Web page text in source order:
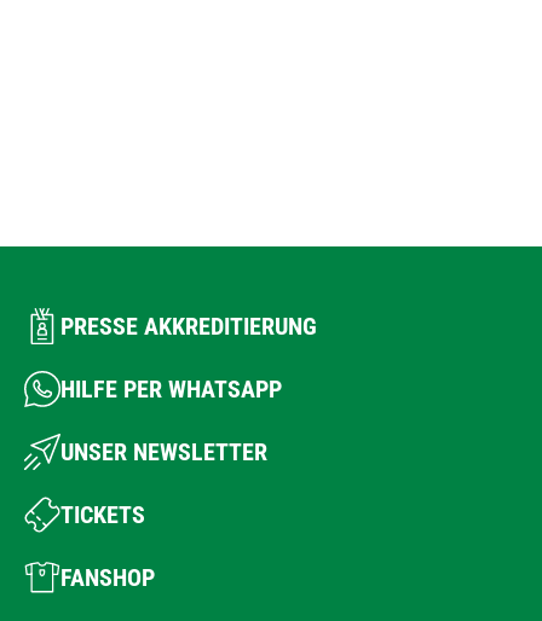
PRESSE AKKREDITIERUNG
HILFE PER WHATSAPP
UNSER NEWSLETTER
TICKETS
FANSHOP